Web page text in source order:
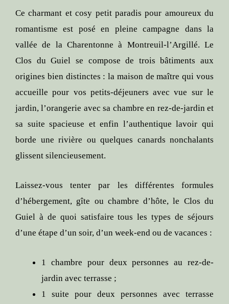
Ce charmant et cosy petit paradis pour amoureux du
romantisme est posé en pleine campagne dans la
vallée de la Charentonne à Montreuil-l’Argillé. Le
Clos du Guiel se compose de trois bâtiments aux
origines bien distinctes : la maison de maître qui vous
accueille pour vos petits-déjeuners avec vue sur le
jardin, l’orangerie avec sa chambre en rez-de-jardin et
sa suite spacieuse et enfin l’authentique lavoir qui
borde une rivière ou quelques canards nonchalants
glissent silencieusement.
Laissez-vous tenter par les différentes formules
d’hébergement, gîte ou chambre d’hôte, le Clos du
Guiel à de quoi satisfaire tous les types de séjours
d’une étape d’un soir, d’un week-end ou de vacances :
1 chambre pour deux personnes au rez-de-
jardin avec terrasse ;
1 suite pour deux personnes avec terrasse